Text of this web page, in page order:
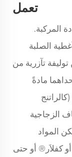
تعمل
المركبة.
الصلبة
تآزرية من
مادةً
الزجاجية
المواد
كفلاَر® أو حتى